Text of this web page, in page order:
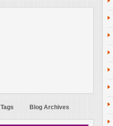
Tags Blog Archives